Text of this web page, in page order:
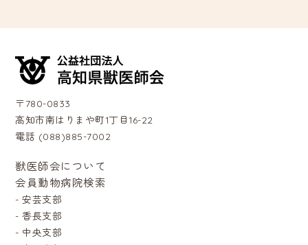
〒780-0833
高知市南はりまや町1丁目16-22
電話 (088)885-7002
獣医師会について
会員動物病院検索
-安芸支部
-香長支部
- 中央支部